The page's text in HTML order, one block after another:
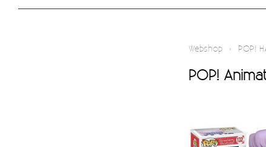
Webshop › POP!
POP!